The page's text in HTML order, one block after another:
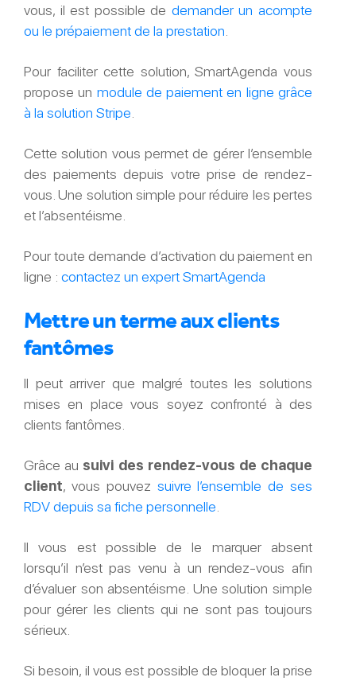
vous, il est possible de demander un acompte
ou le prépaiement de la prestation
Pour faciliter cette solution, SmartAgenda vous
propose un module de paiement en ligne grâce
à la solution Stripe
Cette solution vous permet de gérer l’ensemble
des paiements depuis votre prise de rendez-
vous. Une solution simple pour réduire les pertes
et l’absentéisme.
Pour toute demande d’activation du paiement en
ligne : contactez un expert SmartAgenda
Mettre un terme aux clients
fantômes
Il peut arriver que malgré toutes les solutions
mises en place vous soyez confronté à des
clients fantômes.
Grâce au suivi des rendez-vous de chaque
client, vous pouvez suivre l’ensemble de ses
RDV depuis sa fiche personnelle
Il vous est possible de le marquer absent
lorsqu’il n’est pas venu à un rendez-vous afin
d’évaluer son absentéisme. Une solution simple
pour gérer les clients qui ne sont pas toujours
sérieux.
Si besoin, il vous est possible de bloquer la prise